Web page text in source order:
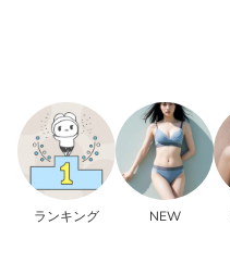
ランキング NEW